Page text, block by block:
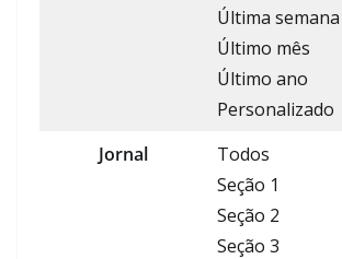
Última semana
Último mês
Último ano
Personalizado
Jornal
Todos
Seção 1
Seção 2
Seção 3